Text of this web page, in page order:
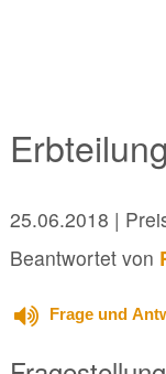
Erbteilung
25.06.2018 |
Beantwortet von
Frage und